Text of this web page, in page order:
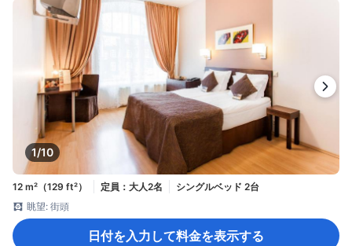
1/10
12 m²（129 ft²） 定員：大人2名
シングルベッド 2台
眺望: 街頭
日付を入力して料金を表示する